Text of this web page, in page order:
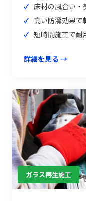
床材の風合い・
高い防滑効果で
短時間施工で耐
詳細を見る →
ガラス再生施工